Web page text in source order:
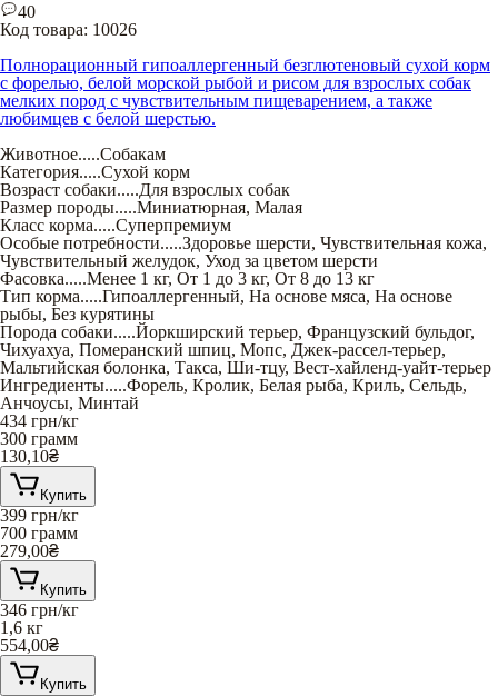
40
Код товара: 10026
Полнорационный гипоаллергенный безглютеновый сухой корм
с форелью, белой морской рыбой и рисом для взрослых собак
мелких пород с чувствительным пищеварением, а также
любимцев с белой шерстью.
Животное.....Собакам
Категория.....Сухой корм
Возраст собаки.....Для взрослых собак
Размер породы.....Миниатюрная, Малая
Класс корма.....Суперпремиум
Особые потребности.....Здоровье шерсти, Чувствительная кожа,
Чувствительный желудок, Уход за цветом шерсти
Фасовка.....Менее 1 кг, От 1 до 3 кг, От 8 до 13 кг
Тип корма.....Гипоаллергенный, На основе мяса, На основе
рыбы, Без курятины
Порода собаки.....Йоркширский терьер, Французский бульдог,
Чихуахуа, Померанский шпиц, Мопс, Джек-рассел-терьер,
Мальтийская болонка, Такса, Ши-тцу, Вест-хайленд-уайт-терьер
Ингредиенты.....Форель, Кролик, Белая рыба, Криль, Сельдь,
Анчоусы, Минтай
434 грн/кг
300 грамм
130,10₴
Купить
399 грн/кг
700 грамм
279,00₴
Купить
346 грн/кг
1,6 кг
554,00₴
Купить